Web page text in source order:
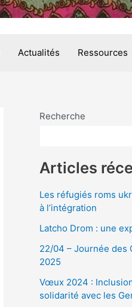
Actualités Ressources
Recherche
Articles
Les réfugiés roms
à l’intégration
Latcho Drom : une
22/04 – Journée des
2025
Vœux 2024 :
solidarité avec les